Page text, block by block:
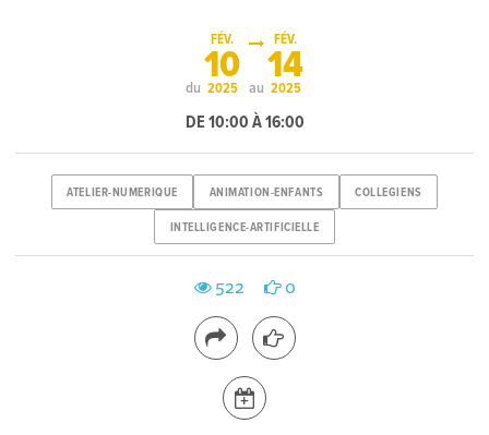
du
FÉV.
10
2025 au
FÉV.
14
2025
DE 10:00 À 16:00
ATELIER-NUMERIQUE ANIMATION-ENFANTS COLLEGIENS
INTELLIGENCE-ARTIFICIELLE
522 0